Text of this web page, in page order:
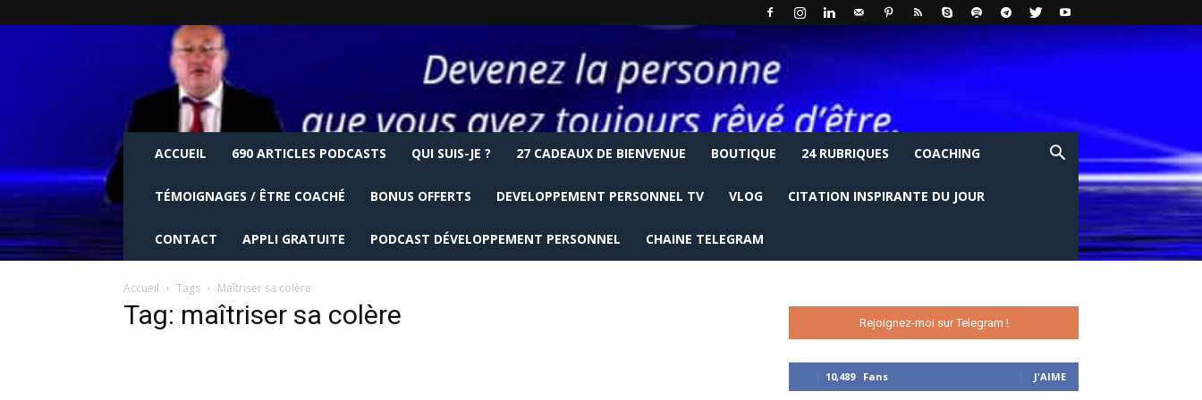
ACCUEIL 690 ARTICLES PODCASTS QUI SUIS-JE ? 27 CADEAUX DE BIENVENUE BOUTIQUE 24 RUBRIQUES COACHING
TÉMOIGNAGES / ÊTRE COACHÉ BONUS OFFERTS DEVELOPPEMENT PERSONNEL TV VLOG CITATION INSPIRANTE DU JOUR
CONTACT APPLI GRATUITE PODCAST DÉVELOPPEMENT PERSONNEL CHAINE TELEGRAM
Accueil Tags Maîtriser sa colère
Tag: maîtriser sa colère Rejoignez-moi sur Telegram !
10,489 Fans J'AIME